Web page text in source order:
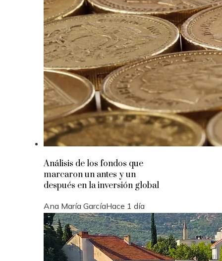
Análisis de los fondos que
marcaron un antes y un
después en la inversión global
Ana María GarcíaHace 1 día